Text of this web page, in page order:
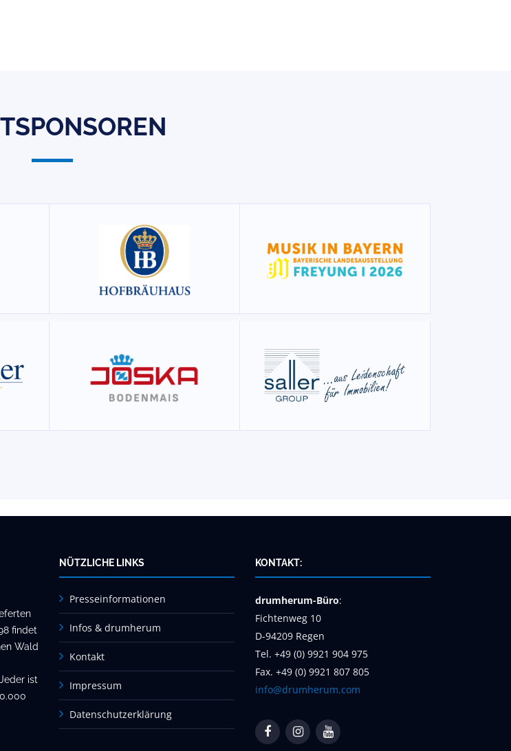
findet
Wald
ist
NÜTZLICHE LINKS
Presseinformationen
Infos & drumherum
Kontakt
Impressum
Datenschutzerklärung
KONTAKT:
drumherum-Büro:
Fichtenweg 10
D-94209 Regen
Tel. +49 (0) 9921 904 975
Fax. +49 (0) 9921 807 805
info@drumherum.com